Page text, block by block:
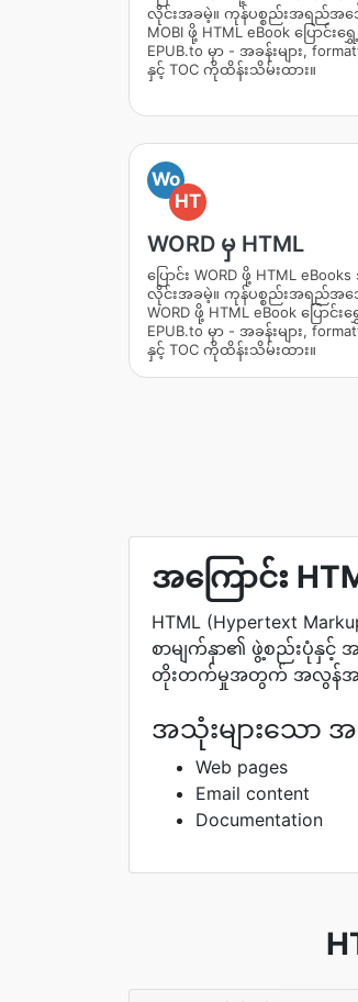
လိုင်းအခမဲ့။ ကုန်ပစ္စည်းအရည်အသွ
MOBI ဖို့ HTML eBook ပြောင်းရွှေ့
EPUB.to မှာ - အခန်းများ,
နှင့် TOC ကိုထိန်းသိမ်းထား။
Wo
HT
WORD မှ HTML
ပြောင်း WORD ဖို့ HTML
လိုင်းအခမဲ့။ ကုန်ပစ္စည်းအရည်အသွ
WORD ဖို့ HTML eBook ပြောင်းရွှ
EPUB.to မှာ - အခန်းများ,
နှင့် TOC ကိုထိန်းသိမ်းထား။
အကြောင်း
HTML (Hypertext
စာမျက်နှာ၏ ဖွဲ့စည်းပုံနှင့်
တိုးတက်မှုအတွက် အလွန်အရေ
အသုံးများသော အ
Web pages
Email content
Documentation